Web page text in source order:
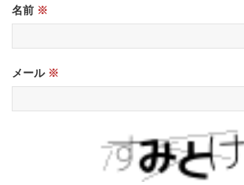
名前 ※
メール ※